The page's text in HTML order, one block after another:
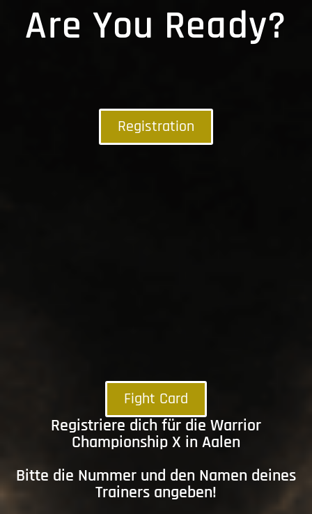
Are You Ready?
Registration
Fight Card
Registriere dich für die Warrior
Championship X in Aalen
Bitte die Nummer und den Namen deines
Trainers angeben!